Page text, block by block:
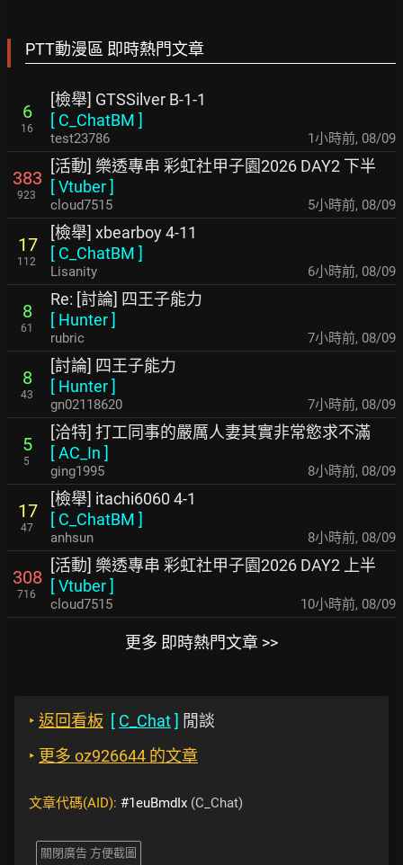
PTT動漫區 即時熱門文章
6
16
[檢舉] GTSSilver B-1-1
[ C_ChatBM ]
test23786 1小時前, 08/09
383
923
[活動] 樂透專串 彩虹社甲子園2026 DAY2 下半
[Vtuber]
cloud7515 5小時前, 08/09
17
112
[檢舉] xbearboy 4-11
[ C_ChatBM ]
Lisanity 6小時前, 08/09
8
61
Re: [討論] 四王子能力
[ Hunter]
rubric 7小時前, 08/09
8
43
[討論] 四王子能力
[ Hunter]
gn02118620 7小時前, 08/09
5
5
[洽特] 打工同事的嚴厲人妻其實非常慾求不滿
[AC_In ]
ging1995 8小時前, 08/09
17
47
[檢舉] itachi6060 4-1
[ C_ChatBM ]
anhsun 8小時前, 08/09
308
716
[活動] 樂透專串 彩虹社甲子園2026 DAY2 上半
[Vtuber]
cloud7515 10小時前, 08/09
更多 即時熱門文章 >>
‣ 返回看板 [ C_Chat] 閒談
‣ 更多 oz926644 的文章
文章代碼(AID): #1euBmdIx (C_Chat)
關閉廣告 方便截圖